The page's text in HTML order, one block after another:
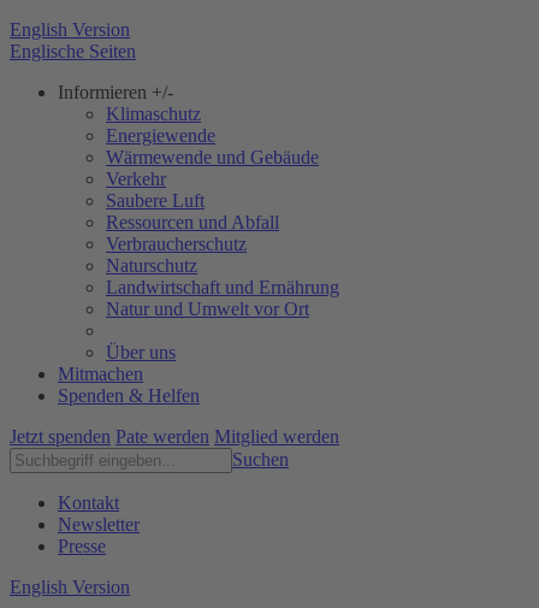
English Version
Englische Seiten
Informieren +/-
Klimaschutz
Energiewende
Wärmewende und Gebäude
Verkehr
Saubere Luft
Ressourcen und Abfall
Verbraucherschutz
Naturschutz
Landwirtschaft und Ernährung
Natur und Umwelt vor Ort
Über uns
Mitmachen
Spenden & Helfen
Jetzt spenden Pate werden Mitglied werden
Suchen
Kontakt
Newsletter
Presse
English Version